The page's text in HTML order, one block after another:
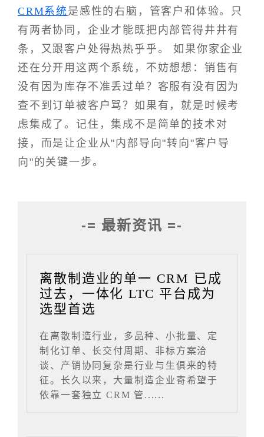
CRM系统是感性的右脑，管客户和体验。只
有两者协同，企业才能既把内部管得井井有
条，又跟客户处得热热乎乎。 如果你家企业
还在分开用这两个系统，不妨想想：销售有
没有因为库存不准丢过单？客服有没有因为
查不到订单被客户骂？如果有，就是时候考
虑集成了。记住，集成不是简单的技术对
接，而是让企业从"内部导向"转向"客户导
向"的关键一步。
-= 最新资讯 =-
离散制造业的单一 CRM 已成
过去，一体化 LTC 平台成为
选型首选
在离散制造行业，多品种、小批量、定
制化订单、长交付周期、非标方案洽
谈、产销协同复杂是行业与生俱来的特
征。长久以来，大量制造企业寄希望于
依靠一套独立 CRM 管......